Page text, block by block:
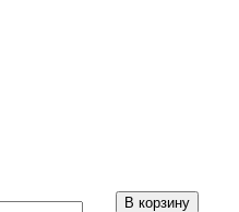
В корзину